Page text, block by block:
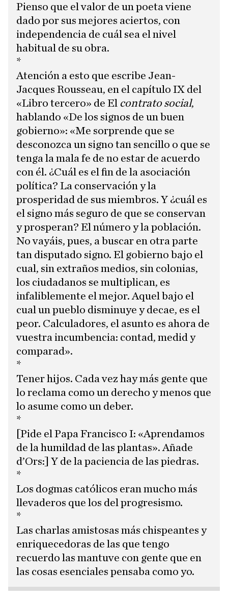
Pienso que el valor de un poeta viene
dado por sus mejores aciertos, con
independencia de cuál sea el nivel
habitual de su obra.
*
Atención a esto que escribe Jean-
Jacques Rousseau, en el capítulo IX del
«Libro tercero» de El contrato social,
hablando «De los signos de un buen
gobierno»: «Me sorprende que se
desconozca un signo tan sencillo o que se
tenga la mala fe de no estar de acuerdo
con él. ¿Cuál es el fin de la asociación
política? La conservación y la
prosperidad de sus miembros. Y ¿cuál es
el signo más seguro de que se conservan
y prosperan? El número y la población.
No vayáis, pues, a buscar en otra parte
tan disputado signo. El gobierno bajo el
cual, sin extraños medios, sin colonias,
los ciudadanos se multiplican, es
infaliblemente el mejor. Aquel bajo el
cual un pueblo disminuye y decae, es el
peor. Calculadores, el asunto es ahora de
vuestra incumbencia: contad, medid y
comparad».
*
Tener hijos. Cada vez hay más gente que
lo reclama como un derecho y menos que
lo asume como un deber.
*
[Pide el Papa Francisco I: «Aprendamos
de la humildad de las plantas». Añade
d’Ors:] Y de la paciencia de las piedras.
*
Los dogmas católicos eran mucho más
llevaderos que los del progresismo.
*
Las charlas amistosas más chispeantes y
enriquecedoras de las que tengo
recuerdo las mantuve con gente que en
las cosas esenciales pensaba como yo.